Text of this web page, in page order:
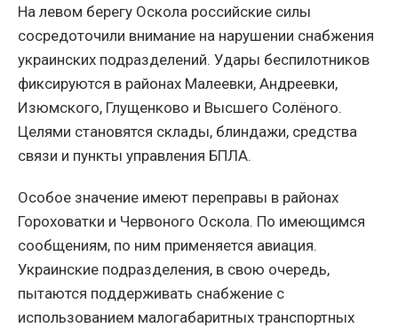
На левом берегу Оскола российские силы
сосредоточили внимание на нарушении снабжения
украинских подразделений. Удары беспилотников
фиксируются в районах Малеевки, Андреевки,
Изюмского, Глущенково и Высшего Солёного.
Целями становятся склады, блиндажи, средства
связи и пункты управления БПЛА.
Особое значение имеют переправы в районах
Гороховатки и Червоного Оскола. По имеющимся
сообщениям, по ним применяется авиация.
Украинские подразделения, в свою очередь,
пытаются поддерживать снабжение с
использованием малогабаритных транспортных